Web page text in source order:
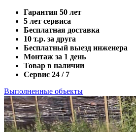
Гарантия 50 лет
5 лет сервиса
Бесплатная доставка
10 т.р. за друга
Бесплатный выезд инженера
Монтаж за 1 день
Товар в наличии
Сервис 24 / 7
Выполненные объекты